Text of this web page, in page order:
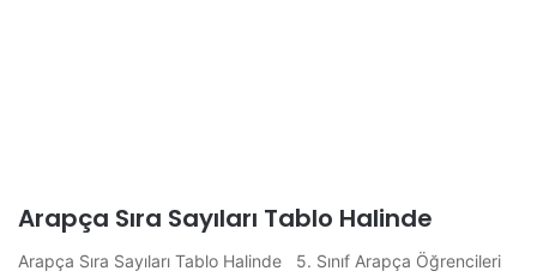
Arapça Sıra Sayıları Tablo Halinde
Arapça Sıra Sayıları Tablo Halinde 5. Sınıf Arapça Öğrencileri